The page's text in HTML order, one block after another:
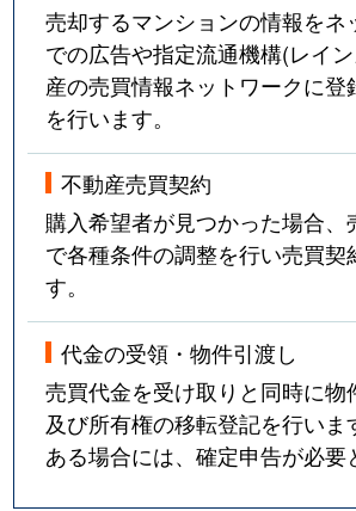
売却するマンションの情報をネ
での広告や指定流通機構(レイ
産の売買情報ネットワークに登
を行います。
不動産売買契約
購入希望者が見つかった場合、
で各種条件の調整を行い売買契
す。
代金の受領・物件引渡し
売買代金を受け取りと同時に物
及び所有権の移転登記を行いま
ある場合には、確定申告が必要